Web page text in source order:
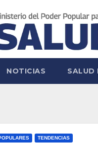
NOTICIAS SALUD
TENDENCIAS